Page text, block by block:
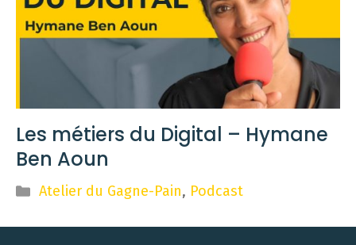
Les métiers du Digital – Hymane
Ben Aoun
Catégories
Atelier du Gagne-Pain, Podcast